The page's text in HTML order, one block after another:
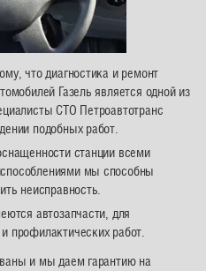
что диагностика и ремонт
Газель является одной из
СТО Петроавтотранс
подобных работ.
станции всеми
мы способны
неисправность.
автозапчасти, для
профилактических работ.
и мы даем гарантию на